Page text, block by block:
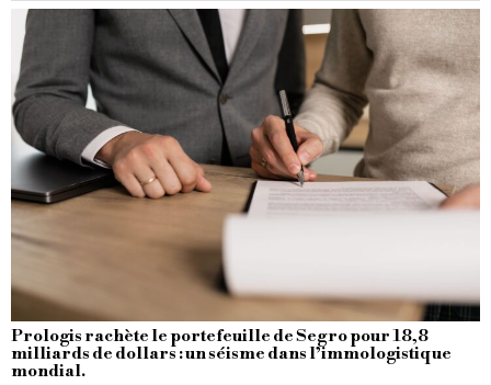
Prologis rachète le portefeuille de Segro pour 18,8
milliards de dollars : un séisme dans l’immologistique
mondial.